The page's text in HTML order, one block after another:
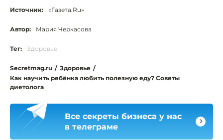
Источник: «Газета.Ru»
Автор: Мария Черкасова
Тег: Здоровье
Secretmag.ru / Здоровье /
Как научить ребёнка любить полезную еду? Советы
диетолога
Все секреты бизнеса у нас
в телеграме